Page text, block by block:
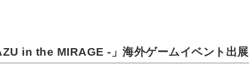
in the MIRAGE -」海外ゲームイベント出展